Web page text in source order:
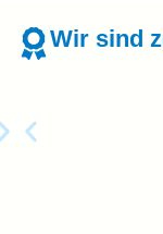
Wir sind